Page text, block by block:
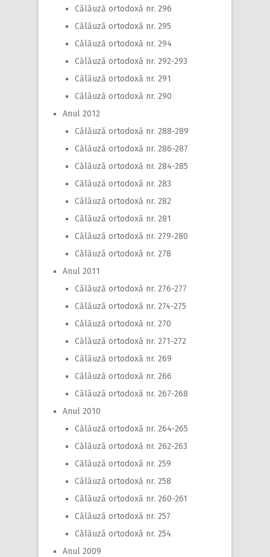
Călăuză ortodoxă nr. 296
Călăuză ortodoxă nr. 295
Călăuză ortodoxă nr. 294
Călăuză ortodoxă nr. 292-293
Călăuză ortodoxă nr. 291
Călăuză ortodoxă nr. 290
Anul 2012
Călăuză ortodoxă nr. 288-289
Călăuză ortodoxă nr. 286-287
Călăuză ortodoxă nr. 284-285
Călăuză ortodoxă nr. 283
Călăuză ortodoxă nr. 282
Călăuză ortodoxă nr. 281
Călăuză ortodoxă nr. 279-280
Călăuză ortodoxă nr. 278
Anul 2011
Călăuză ortodoxă nr. 276-277
Călăuză ortodoxă nr. 274-275
Călăuză ortodoxă nr. 270
Călăuză ortodoxă nr. 271-272
Călăuză ortodoxă nr. 269
Călăuză ortodoxă nr. 266
Călăuză ortodoxă nr. 267-268
Anul 2010
Călăuză ortodoxă nr. 264-265
Călăuză ortodoxă nr. 262-263
Călăuză ortodoxă nr. 259
Călăuză ortodoxă nr. 258
Călăuză ortodoxă nr. 260-261
Călăuză ortodoxă nr. 257
Călăuză ortodoxă nr. 254
Anul 2009